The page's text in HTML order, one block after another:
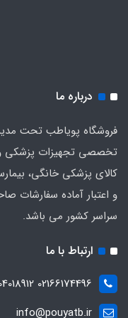
درباره ما
فروشگاه پویاطب تحت
تخصصی تجهیزات پزشکی
و اعتبار آماده سفارشات
سراسر کشور می باشد.
ارتباط با ما
02166174496 09004018912 02166174309
info@pouyatb.ir